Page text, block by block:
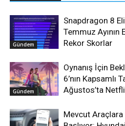
Gündem
Snapdragon 8
Temmuz Ayının
Rekor Skorlar
Gündem
Oynanış İçin
6’nın Kapsamlı
Ağustos’ta
Mevcut Araçlara